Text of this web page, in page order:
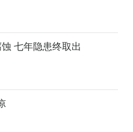
七年隐患终取出